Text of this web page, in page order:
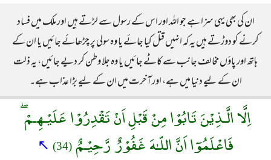
ان کی بھی یہی سزا ہے جو اللہ اور اس کے رسول سے لڑتے ہیں اور ملک میں فساد
کرنے کو دوڑتے ہیں یہ کہ انہیں قتل کیا جائے یا وہ سولی پر چڑھائے جائیں یا ان کے
ہاتھ اور پاؤں مخالف جانب سے کاٹے جائیں یا وہ جلا وطن کر دیے جائیں، یہ ذلت
ان کے لیے دنیا میں ہے، اور آخرت میں ان کے لیے بڑا عذاب ہے۔
اِلَّا الَّـذِيْنَ تَابُوْا مِنْ قَبْلِ اَنْ تَقْدِرُوْا عَلَيْـهِـمْ ۖ
فَاعْلَمُوٓا اَنَّ اللّـٰهَ غَفُوْرٌ رَّحِيْـمٌ (34)
↖